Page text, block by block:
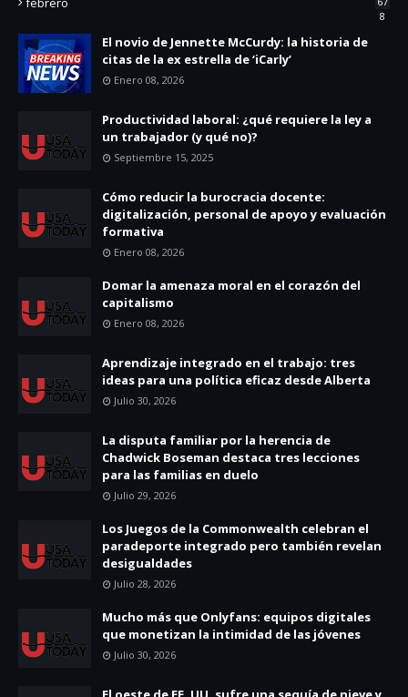
8
El novio de Jennette McCurdy: la historia de
citas de la ex estrella de ‘iCarly’
Enero 08, 2026
Productividad laboral: ¿qué requiere la ley a
un trabajador (y qué no)?
Septiembre 15, 2025
Cómo reducir la burocracia docente:
digitalización, personal de apoyo y evaluación
formativa
Enero 08, 2026
Domar la amenaza moral en el corazón del
capitalismo
Enero 08, 2026
Aprendizaje integrado en el trabajo: tres
ideas para una política eficaz desde Alberta
Julio 30, 2026
La disputa familiar por la herencia de
Chadwick Boseman destaca tres lecciones
para las familias en duelo
Julio 29, 2026
Los Juegos de la Commonwealth celebran el
paradeporte integrado pero también revelan
desigualdades
Julio 28, 2026
Mucho más que Onlyfans: equipos digitales
que monetizan la intimidad de las jóvenes
Julio 30, 2026